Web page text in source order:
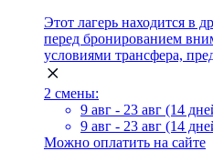
Этот лагерь находится в
перед бронированием
условиями трансфера,
2 смены:
9 авг - 23 авг (14
9 авг - 23 авг (14
Можно оплатить на сайте